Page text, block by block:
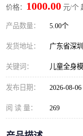
价格： 1000.00 元/个
产品数量： 5.00个
发货地址： 广东省深
关键词： 儿童全身
发布日期： 2026-08-06
阅 读 量： 269